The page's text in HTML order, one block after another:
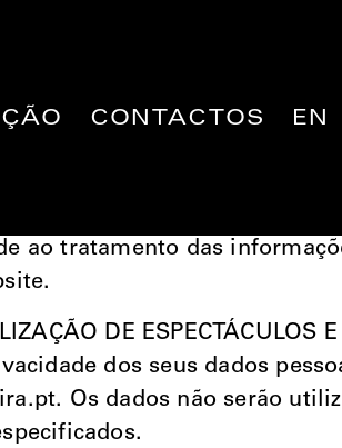
CONTACTOS
EN
ao tratamento das
DE ESPECTÁCULOS E
dos seus dados
Os dados não serão